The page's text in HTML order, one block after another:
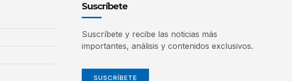
Suscríbete
Suscríbete y recibe las noticias más
importantes, análisis y contenidos exclusivos.
SUSCRÍBETE